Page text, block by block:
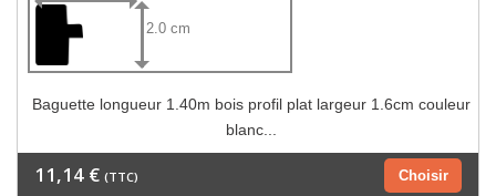
2.0 cm
Baguette longueur 1.40m bois profil plat largeur 1.6cm couleur
blanc...
Choisir
11,14 € (TTC)